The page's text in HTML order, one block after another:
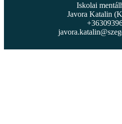
Iskolai
Javora Katalin